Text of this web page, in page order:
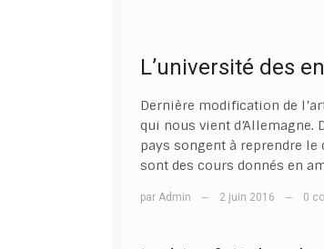
L’université des
Dernière modification de
qui nous vient
pays songent à reprendre le
sont des cours donnés en
par Admin — 2 juin 2016 — 0